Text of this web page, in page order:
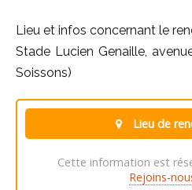
Lieu et infos concernant le
Stade Lucien Genaille,
Soissons)
Lieu de
Cette information est
Rejoins-